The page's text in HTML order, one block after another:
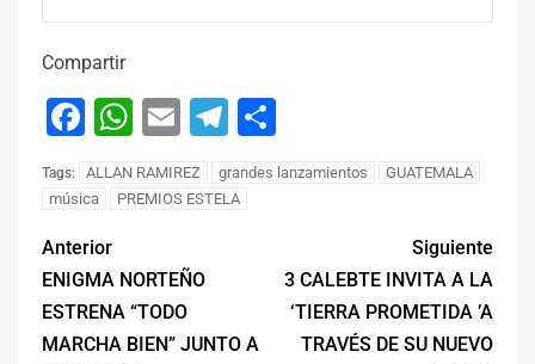
Compartir
Facebook
WhatsApp
EmailTelegram
Tags: ALLAN RAMIREZ grandes lanzamientos
GUATEMALA
música
PREMIOS ESTELA
Anterior
ENIGMA NORTEÑO
ESTRENA “TODO
MARCHA BIEN” JUNTO A
Siguiente
3 CALEBTE INVITA A LA
‘TIERRA PROMETIDA ’A
TRAVÉS DE SU NUEVO